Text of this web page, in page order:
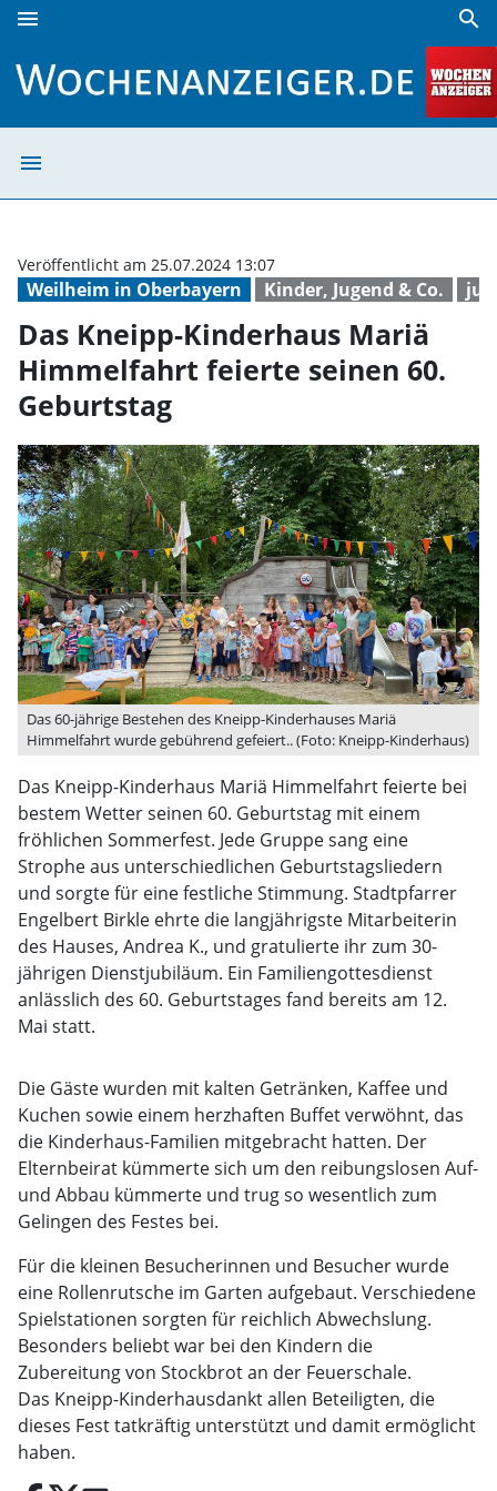
menu search
menu
Weilheim in Oberbayern Kinder, Jugend & Co.
Veröffentlicht am 25.07.2024 13:07
Das Kneipp-Kinderhaus Mariä
Himmelfahrt feierte seinen 60.
Geburtstag
Das 60-jährige Bestehen des Kneipp-Kinderhauses Mariä
Himmelfahrt wurde gebührend gefeiert.. (Foto: Kneipp-Kinderhaus)
Das Kneipp-Kinderhaus Mariä Himmelfahrt feierte bei
bestem Wetter seinen 60. Geburtstag mit einem
fröhlichen Sommerfest. Jede Gruppe sang eine
Strophe aus unterschiedlichen Geburtstagsliedern
und sorgte für eine festliche Stimmung. Stadtpfarrer
Engelbert Birkle ehrte die langjährigste Mitarbeiterin
des Hauses, Andrea K., und gratulierte ihr zum 30-
jährigen Dienstjubiläum. Ein Familiengottesdienst
anlässlich des 60. Geburtstages fand bereits am 12.
Mai statt.
Die Gäste wurden mit kalten Getränken, Kaffee und
Kuchen sowie einem herzhaften Buffet verwöhnt, das
die Kinderhaus-Familien mitgebracht hatten. Der
Elternbeirat kümmerte sich um den reibungslosen Auf-
und Abbau kümmerte und trug so wesentlich zum
Gelingen des Festes bei.
Für die kleinen Besucherinnen und Besucher wurde
eine Rollenrutsche im Garten aufgebaut. Verschiedene
Spielstationen sorgten für reichlich Abwechslung.
Besonders beliebt war bei den Kindern die
Zubereitung von Stockbrot an der Feuerschale.
Das Kneipp-Kinderhausdankt allen Beteiligten, die
dieses Fest tatkräftig unterstützt und damit ermöglicht
haben.